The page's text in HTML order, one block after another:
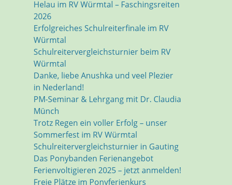
Helau im RV Würmtal – Faschingsreiten
2026
Erfolgreiches Schulreiterfinale im RV
Würmtal
Schulreitervergleichsturnier beim RV
Würmtal
Danke, liebe Anushka und veel Plezier
in Nederland!
PM-Seminar & Lehrgang mit Dr. Claudia
Münch
Trotz Regen ein voller Erfolg – unser
Sommerfest im RV Würmtal
Schulreitervergleichsturnier in Gauting
Das Ponybanden Ferienangebot
Ferienvoltigieren 2025 – jetzt anmelden!
Freie Plätze im Ponyferienkurs